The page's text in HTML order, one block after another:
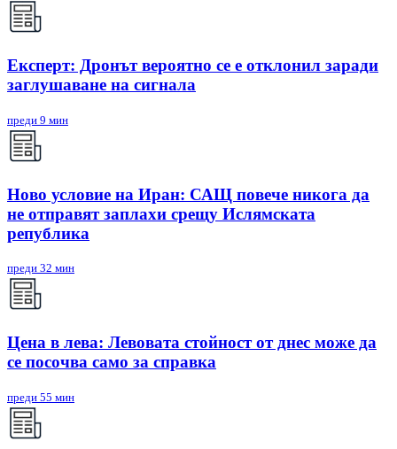
Експерт: Дронът вероятно се е отклонил заради
заглушаване на сигнала
преди 9 мин
Ново условие на Иран: САЩ повече никога да
не отправят заплахи срещу Ислямската
република
преди 32 мин
Цена в лева: Левовата стойност от днес може да
се посочва само за справка
преди 55 мин